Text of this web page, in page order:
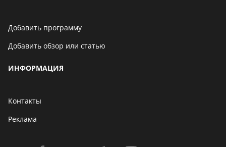
Добавить программу
Добавить обзор или статью
ИНФОРМАЦИЯ
Контакты
Реклама